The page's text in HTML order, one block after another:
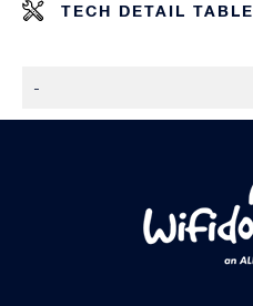
TECH DETAIL TABLE
-